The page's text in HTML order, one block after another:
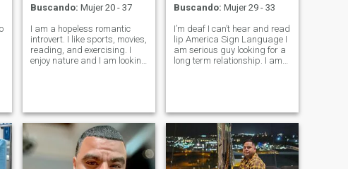
Buscando: Mujer 20 - 37
I am a hopeless romantic
introvert. I like sports, movies,
reading, and exercising. I
enjoy nature and I am looking
Buscando: Mujer 29 - 33
I’m deaf I can’t hear and read
lip America Sign Language I
am serious guy looking for a
long term relationship. I am